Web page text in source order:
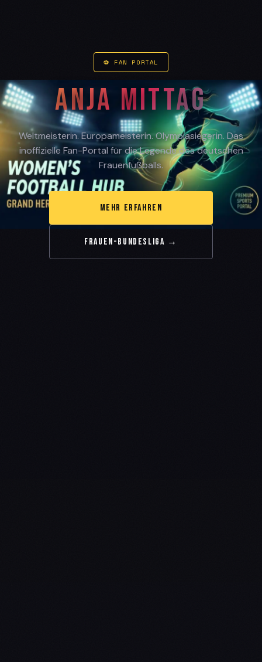
⚽ FAN PORTAL
ANJA MITTAG
Weltmeisterin. Europameisterin. Olympiasiegerin. Das
inoffizielle Fan-Portal für die Legende des deutschen
Frauenfußballs.
MEHR ERFAHREN
FRAUEN-BUNDESLIGA →